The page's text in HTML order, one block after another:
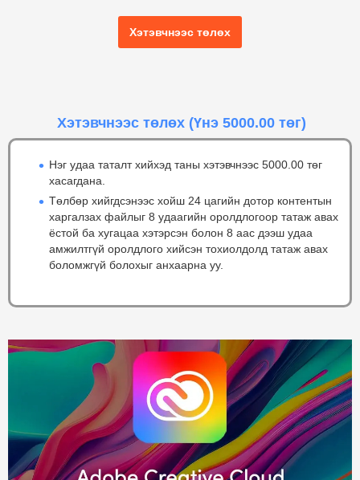
Хэтэвчнээс төлөх
Хэтэвчнээс төлөх (Үнэ 5000.00 төг)
Нэг удаа таталт хийхэд таны хэтэвчнээс 5000.00 төг
хасагдана.
Төлбөр хийгдсэнээс хойш 24 цагийн дотор контентын
харгалзах файлыг 8 удаагийн оролдлогоор татаж авах
ёстой ба хугацаа хэтэрсэн болон 8 аас дээш удаа
амжилтгүй оролдлого хийсэн тохиолдолд татаж авах
боломжгүй болохыг анхаарна уу.